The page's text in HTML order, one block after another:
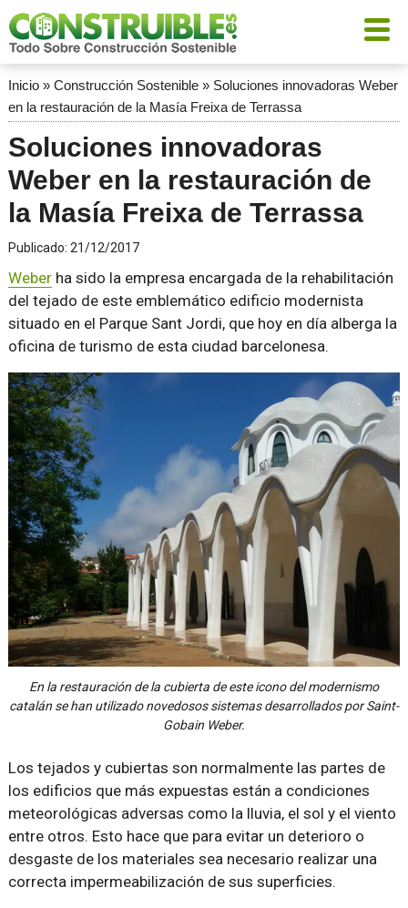
Inicio» Construcción Sostenible» Soluciones innovadoras Weber
en la restauración de la Masía Freixa de Terrassa
Soluciones innovadoras
Weber en la restauración de
la Masía Freixa de Terrassa
Publicado: 21/12/2017
Weberha sido la empresa encargada de la rehabilitación
del tejado de este emblemático edificio modernista
situado en el Parque Sant Jordi, que hoy en día alberga la
oficina de turismo de esta ciudad barcelonesa.
En la restauración de la cubierta de este icono del modernismo
catalán se han utilizado novedosos sistemas desarrollados por Saint-
Gobain Weber.
Los tejados y cubiertas son normalmente las partes de
los edificios que más expuestas están a condiciones
meteorológicas adversas como la lluvia, el sol y el viento
entre otros. Esto hace que para evitar un deterioro o
desgaste de los materiales sea necesario realizar una
correcta impermeabilización de sus superficies.